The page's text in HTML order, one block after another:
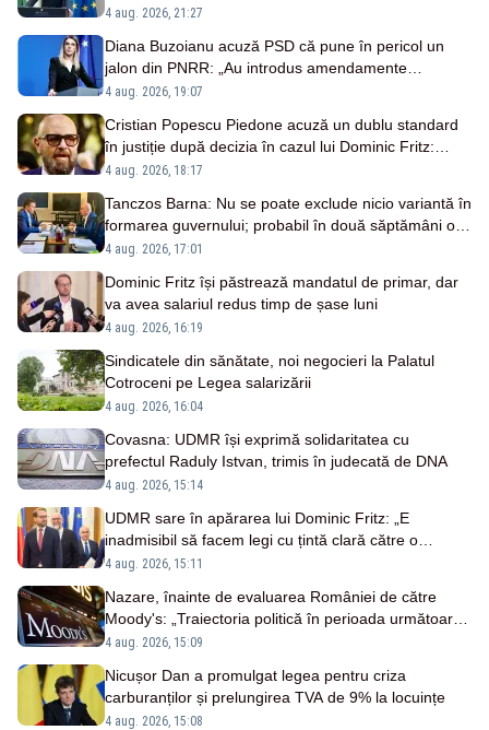
din PNRR”
4 aug. 2026, 21:27
Diana Buzoianu acuză PSD că pune în pericol un
jalon din PNRR: „Au introdus amendamente
absurde”
4 aug. 2026, 19:07
Cristian Popescu Piedone acuză un dublu standard
în justiție după decizia în cazul lui Dominic Fritz:
„Pentru mine trei ani interdicție, pentru el o reducere
4 aug. 2026, 18:17
Tanczos Barna: Nu se poate exclude nicio variantă în
formarea guvernului; probabil în două săptămâni o
să avem rezultate
4 aug. 2026, 17:01
Dominic Fritz își păstrează mandatul de primar, dar
va avea salariul redus timp de șase luni
4 aug. 2026, 16:19
Sindicatele din sănătate, noi negocieri la Palatul
Cotroceni pe Legea salarizării
4 aug. 2026, 16:04
Covasna: UDMR își exprimă solidaritatea cu
prefectul Raduly Istvan, trimis în judecată de DNA
4 aug. 2026, 15:14
UDMR sare în apărarea lui Dominic Fritz: „E
inadmisibil să facem legi cu țintă clară către o
persoană”
4 aug. 2026, 15:11
Nazare, înainte de evaluarea României de către
Moody's: „Traiectoria politică în perioada următoare
rămâne un element decisiv”
4 aug. 2026, 15:09
Nicușor Dan a promulgat legea pentru criza
carburanților și prelungirea TVA de 9% la locuințe
4 aug. 2026, 15:08